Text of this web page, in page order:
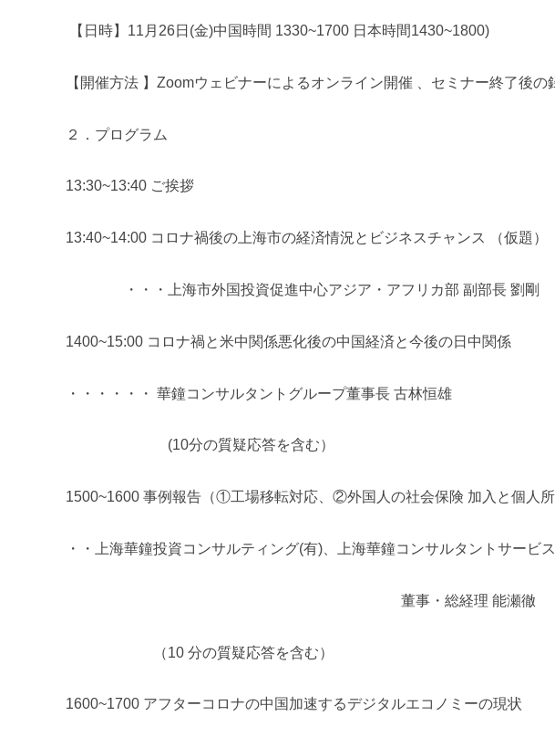
【日時】11月26日(金)中国時間 1330~1700 日本時間1430~1800)
【開催方法 】Zoomウェビナーによるオンライン開催 、セミナー終了後の
２． プログラム
13:30~13:40 ご挨拶
13:40~14:00 コロナ禍後の上海市の経済情況とビジネスチャンス （仮題）
・・・ 上海市外国投資促進中心アジア・アフリカ部 副部長 劉剛
1400~15:00 コロナ禍と米中関係悪化後の中国経済と今後の日中関係
・・・・・・ 華鐘コンサルタントグループ董事長 古林恒雄
(10分の質疑応答を含む）
1500~1600 事例報告（①工場移転対応、②外国人の社会保険 加入と個人
・・上海華鐘投資コンサルティング(有)、上海華鐘コンサルタントサービ
董事・ 総経理 能瀬徹
（10 分の質疑応答を含む）
1600~1700 アフターコロナの中国加速するデジタルエコノミーの現状